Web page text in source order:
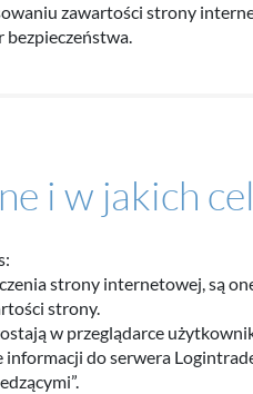
zawartości strony
bezpieczeństwa.
i w jakich
strony internetowej, są
strony.
w przeglądarce
do serwera